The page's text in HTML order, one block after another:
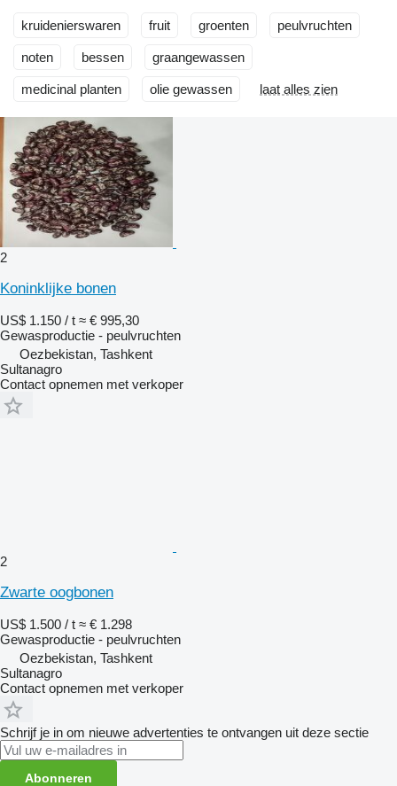
kruidenierswaren fruit groenten peulvruchten
noten bessen graangewassen
medicinal planten olie gewassen laat alles zien
2
Koninklijke bonen
US$ 1.150 / t ≈ € 995,30
Gewasproductie - peulvruchten
Oezbekistan, Tashkent
Sultanagro
Contact opnemen met verkoper
2
Zwarte oogbonen
US$ 1.500 / t ≈ € 1.298
Gewasproductie - peulvruchten
Oezbekistan, Tashkent
Sultanagro
Contact opnemen met verkoper
Schrijf je in om nieuwe advertenties te ontvangen uit deze sectie
Abonneren